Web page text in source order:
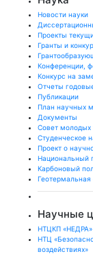
Новости науки
Проекты
Гранты и
Конференции,
Конкурс на
Отчеты
Публикации
План научныx
Документы
Совет молодых
Студенческое
Проект о
Национальный
Карбоновый
Научные
НТЦКП «НЕДРА»
НТЦ
воздействиях»